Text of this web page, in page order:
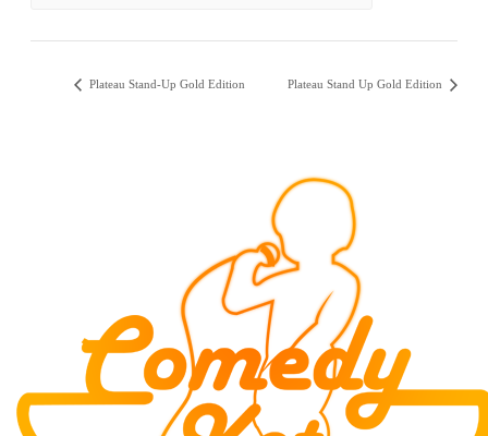
Plateau Stand-Up Gold Edition Plateau Stand Up Gold Edition